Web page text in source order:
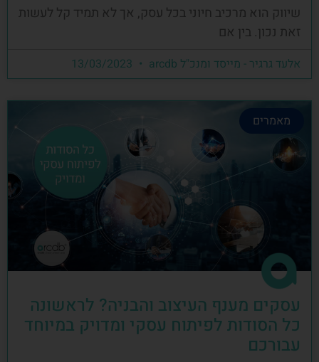
שיווק הוא מרכיב חיוני בכל עסק, אך לא תמיד קל לעשות
זאת נכון. בין אם
אלעד גרגיר - מייסד ומנכ"ל arcdb
מאמרים
עסקים מענף העיצוב והבניה? לראשונה
כל הסודות לפיתוח עסקי ומדויק במיוחד
עבורכם